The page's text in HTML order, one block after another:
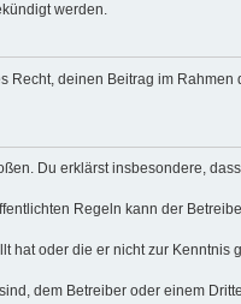
werden.
Recht, deinen Beitrag im Rahmen
Du erklärst insbesondere,
Regeln kann der
hat oder die er nicht zur Kenntnis
dem Betreiber oder einem